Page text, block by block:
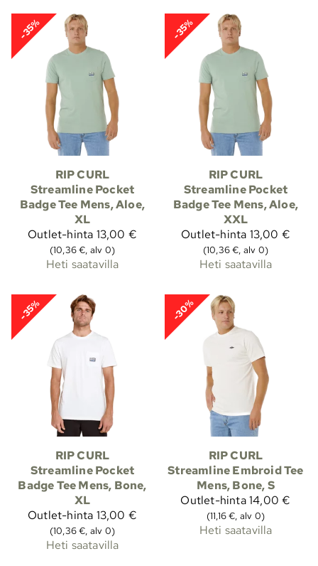
-35%
RIP CURL
Streamline Pocket
Badge Tee Mens, Aloe,
XL
Outlet-hinta 13,00 €
(10,36 €, alv 0)
Heti saatavilla
-35%
RIP CURL
Streamline Pocket
Badge Tee Mens, Aloe,
XXL
Outlet-hinta 13,00 €
(10,36 €, alv 0)
Heti saatavilla
-35%
RIP CURL
Streamline Pocket
Badge Tee Mens, Bone,
XL
Outlet-hinta 13,00 €
(10,36 €, alv 0)
Heti saatavilla
-30%
RIP CURL
Streamline Embroid Tee
Mens, Bone, S
Outlet-hinta14,00 €
(11,16 €, alv 0)
Heti saatavilla